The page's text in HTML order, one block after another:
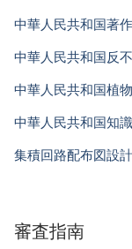
中華人民共和国著
中華人民共和国反
中華人民共和国植
中華人民共和国知
集積回路配布図設
審査指南